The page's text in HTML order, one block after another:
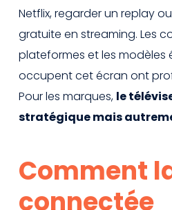
Netflix, regarder un replay
gratuite en streaming. Les
plateformes et les modèles
occupent cet écran ont
Pour les marques, le
stratégique mais
Comment
connectée